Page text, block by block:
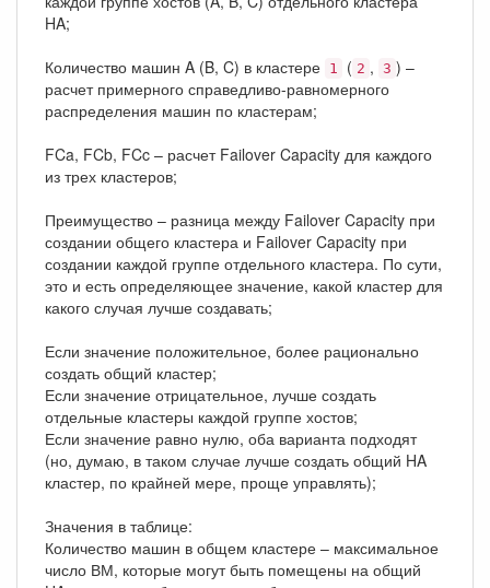
HA;
Количество машин A (B, C) в кластере 1 ( 2 , 3 ) –
расчет примерного справедливо-равномерного
распределения машин по кластерам;
FCa, FCb, FCc – расчет Failover Capacity для каждого
из трех кластеров;
Преимущество – разница между Failover Capacity при
создании общего кластера и Failover Capacity при
создании каждой группе отдельного кластера. По сути,
это и есть определяющее значение, какой кластер для
какого случая лучше создавать;
Если значение положительное, более рационально
создать общий кластер;
Если значение отрицательное, лучше создать
отдельные кластеры каждой группе хостов;
Если значение равно нулю, оба варианта подходят
(но, думаю, в таком случае лучше создать общий HA
кластер, по крайней мере, проще управлять);
Значения в таблице:
Количество машин в общем кластере – максимальное
число ВМ, которые могут быть помещены на общий